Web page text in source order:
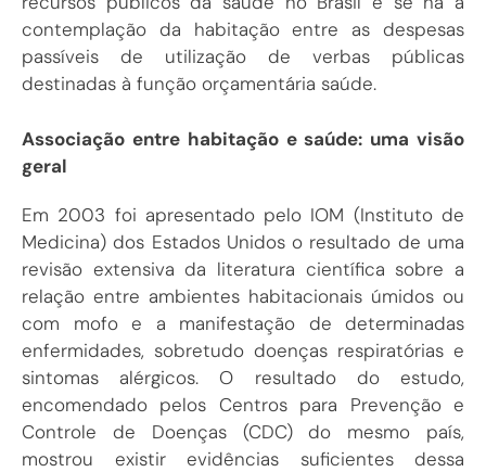
contemplação da habitação entre as despesas
passíveis de utilização de verbas públicas
destinadas à função orçamentária saúde.
Associação entre habitação e saúde: uma visão
geral
Em 2003 foi apresentado pelo IOM (Instituto de
Medicina) dos Estados Unidos o resultado de uma
revisão extensiva da literatura científica sobre a
relação entre ambientes habitacionais úmidos ou
com mofo e a manifestação de determinadas
enfermidades, sobretudo doenças respiratórias e
sintomas alérgicos. O resultado do estudo,
encomendado pelos Centros para Prevenção e
Controle de Doenças (CDC) do mesmo país,
mostrou existir evidências suficientes dessa